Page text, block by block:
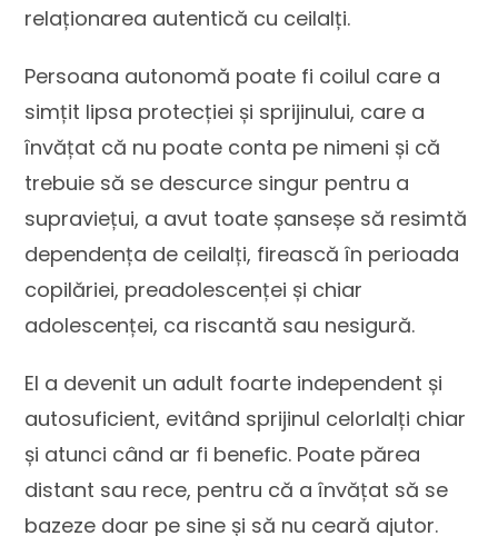
relaționarea autentică cu ceilalți.
Persoana autonomă poate fi coilul care a
simțit lipsa protecției și sprijinului, care a
învățat că nu poate conta pe nimeni și că
trebuie să se descurce singur pentru a
supraviețui, a avut toate șanseșe să resimtă
dependența de ceilalți, firească în perioada
copilăriei, preadolescenței și chiar
adolescenței, ca riscantă sau nesigură.
El a devenit un adult foarte independent și
autosuficient, evitând sprijinul celorlalți chiar
și atunci când ar fi benefic. Poate părea
distant sau rece, pentru că a învățat să se
bazeze doar pe sine și să nu ceară ajutor.